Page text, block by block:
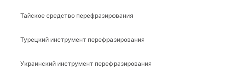
Тайское средство перефразирования
Турецкий инструмент перефразирования
Украинский инструмент перефразирования